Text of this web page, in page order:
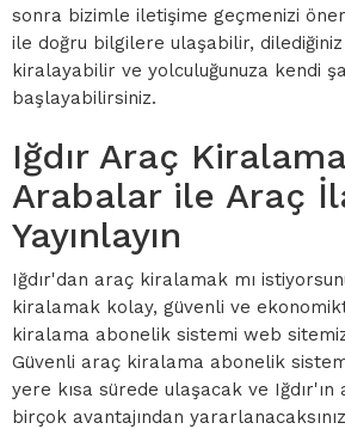
sonra bizimle iletişime geçmenizi
ile doğru bilgilere ulaşabilir, dilediğiniz
kiralayabilir ve yolculuğunuza kendi
başlayabilirsiniz.
Iğdır Araç
Arabalar ile Araç
Yayınlayın
Iğdır'dan araç kiralamak mı
kiralamak kolay, güvenli ve
kiralama abonelik sistemi web
Güvenli araç kiralama abonelik
yere kısa sürede ulaşacak ve Iğdır'ın
birçok avantajından